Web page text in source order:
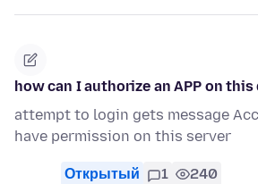
how can I authorize an APP on this
attempt to login gets message
have permission on this server
Открытый 1 240